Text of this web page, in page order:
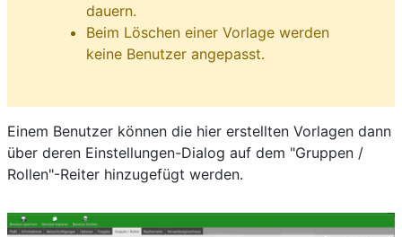
dauern.
Beim Löschen einer Vorlage werden
keine Benutzer angepasst.
Einem Benutzer können die hier erstellten Vorlagen dann
über deren Einstellungen-Dialog auf dem "Gruppen /
Rollen"-Reiter hinzugefügt werden.